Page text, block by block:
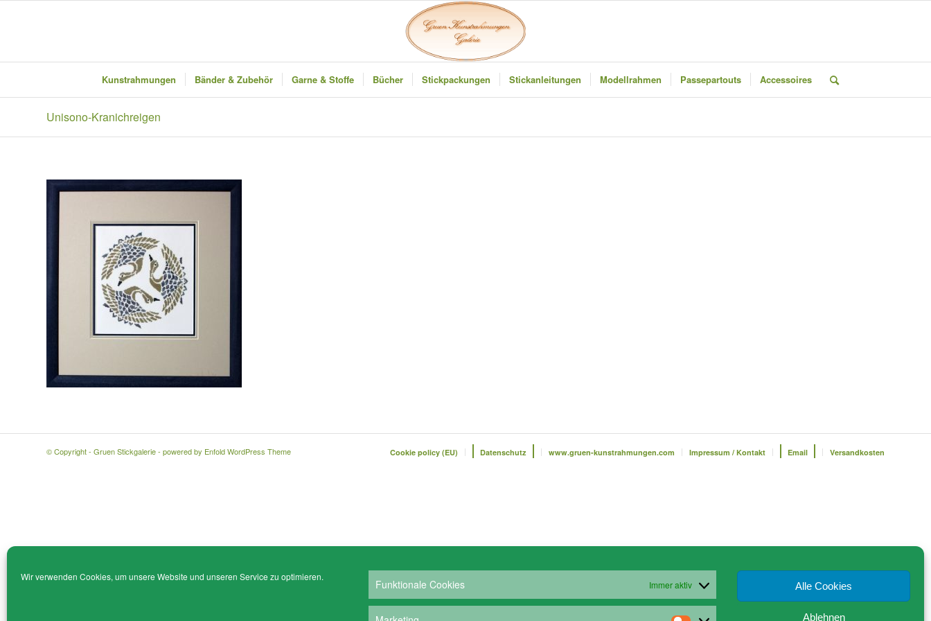
Wir verwenden Cookies, um unsere Website und unseren Service zu optimieren.
Funktionale Cookies Immer aktiv Alle Cookies
Ablehnen
Kunstrahmungen Bänder & Zubehör Garne & Stoffe Bücher Stickpackungen Stickanleitungen Modellrahmen Passepartouts Accessoires
Unisono-Kranichreigen
© Copyright - Gruen Stickgalerie - powered by Enfold WordPress Theme Cookie policy (EU) Datenschutz www.gruen-kunstrahmungen.com Impressum / Kontakt Email Versandkosten